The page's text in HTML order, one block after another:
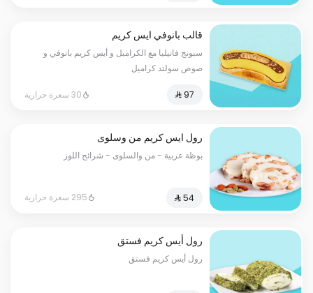
قالب بانوفي ايس كريم
سبونج فانيليا مع الكرامبل و أيس كريم بانوفي و
صوص سولتد كراميل
30 سعرة حرارية
رول ايس كريم من وسلوى
بوظة عربية - من والسلوى - شرائح اللوز
⁨⁦‪‬ 54⁩ 295 سعرة حرارية
رول أيس كريم فستق
رول أيس كريم فستق